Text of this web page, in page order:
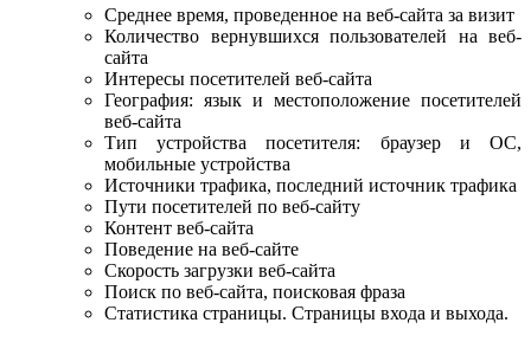
Среднее время, проведенное на веб-сайта за визит
Количество вернувшихся пользователей на веб-
сайта
Интересы посетителей веб-сайта
География: язык и местоположение посетителей
веб-сайта
Тип устройства посетителя: браузер и ОС,
мобильные устройства
Источники трафика, последний источник трафика
Пути посетителей по веб-сайту
Контент веб-сайта
Поведение на веб-сайте
Скорость загрузки веб-сайта
Поиск по веб-сайта, поисковая фраза
Статистика страницы. Страницы входа и выхода.